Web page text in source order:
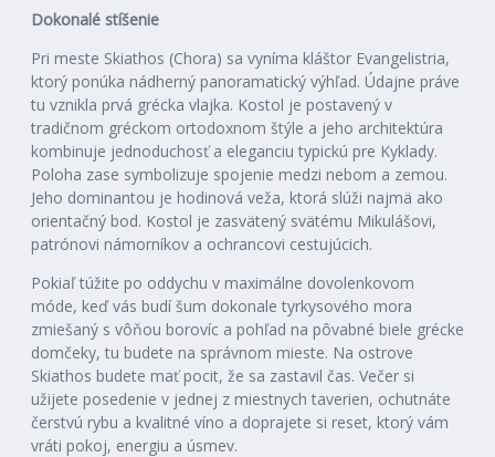
Dokonalé stíšenie
Pri meste Skiathos (Chora) sa vyníma kláštor Evangelistria,
ktorý ponúka nádherný panoramatický výhľad. Údajne práve
tu vznikla prvá grécka vlajka. Kostol je postavený v
tradičnom gréckom ortodoxnom štýle a jeho architektúra
kombinuje jednoduchosť a eleganciu typickú pre Kyklady.
Poloha zase symbolizuje spojenie medzi nebom a zemou.
Jeho dominantou je hodinová veža, ktorá slúži najmä ako
orientačný bod. Kostol je zasvätený svätému Mikulášovi,
patrónovi námorníkov a ochrancovi cestujúcich.
Pokiaľ túžite po oddychu v maximálne dovolenkovom
móde, keď vás budí šum dokonale tyrkysového mora
zmiešaný s vôňou borovíc a pohľad na pôvabné biele grécke
domčeky, tu budete na správnom mieste. Na ostrove
Skiathos budete mať pocit, že sa zastavil čas. Večer si
užijete posedenie v jednej z miestnych taverien, ochutnáte
čerstvú rybu a kvalitné víno a doprajete si reset, ktorý vám
vráti pokoj, energiu a úsmev.